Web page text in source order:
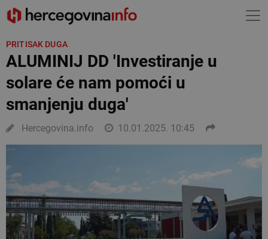
PRITISAK DUGA
ALUMINIJ DD 'Investiranje u
solare će nam pomoći u
smanjenju duga'
Hercegovina.info 10.01.2025. 10:45